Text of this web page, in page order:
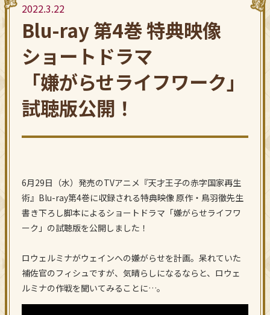
2022.3.22
Blu-ray 第4巻特典映像
ショートドラマ
「嫌がらせライフワーク」
試聴版公開！
6月29日（水）発売のTVアニメ『天才王子の赤字国家再生
術』Blu-ray第4巻に収録される特典映像 原作・鳥羽徹先生
書き下ろし脚本によるショートドラマ「嫌がらせライフワ
ーク」の試聴版を公開しました！
ロウェルミナがウェインへの嫌がらせを計画。呆れていた
補佐官のフィシュですが、気晴らしになるならと、ロウェ
ルミナの作戦を聞いてみることに…。
STORY
CHARACTER
Blu-ray
MUSIC
Official Twitter
SHARE